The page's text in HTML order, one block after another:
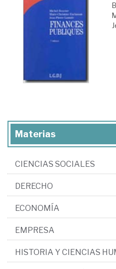
Materias
CIENCIAS SOCIALES
DERECHO
ECONOMÍA
EMPRESA
HISTORIA Y CIENCIAS